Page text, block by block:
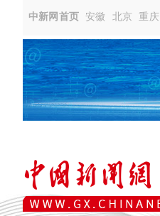
中新网首页 安徽 北京 重庆